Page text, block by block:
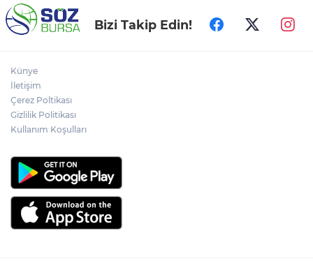
Bizi Takip Edin!
Künye
İletişim
Çerez Poltikası
Gizlilik Politikası
Kullanım Koşulları